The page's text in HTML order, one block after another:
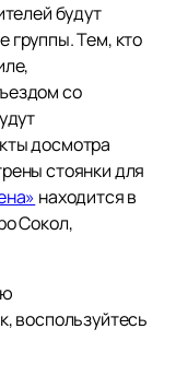
будут
Тем, кто
со
досмотра
стоянки для
находится в
Сокол,
воспользуйтесь